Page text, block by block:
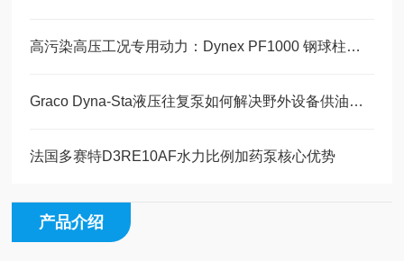
高污染高压工况专用动力：Dynex PF1000 钢球柱塞泵耐污结构技术解析
Graco Dyna-Sta液压往复泵如何解决野外设备供油难题
法国多赛特D3RE10AF水力比例加药泵核心优势
产品介绍